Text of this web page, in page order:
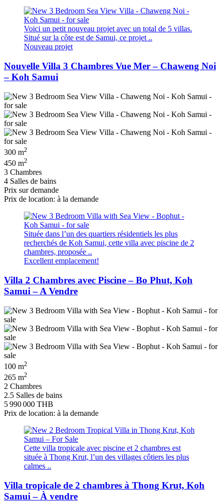
Voici un petit nouveau projet avec un total de 5 villas.
Situé sur la côte est de Samui, ce projet ..
Nouveau projet
Nouvelle Villa 3 Chambres Vue Mer – Chaweng Noi
– Koh Samui
300 m2
450 m2
3 Chambres
4 Salles de bains
Prix ​​sur demande
Prix de location: à la demande
Située dans l’un des quartiers résidentiels les plus
recherchés de Koh Samui, cette villa avec piscine de 2
chambres, proposée ..
Excellent emplacement!
Villa 2 Chambres avec Piscine – Bo Phut, Koh
Samui – A Vendre
100 m2
265 m2
2 Chambres
2.5 Salles de bains
5 990 000 THB
Prix de location: à la demande
Cette villa tropicale avec piscine et 2 chambres est
située à Thong Krut, l’un des villages côtiers les plus
calmes ..
Villa tropicale de 2 chambres à Thong Krut, Koh
Samui – À vendre